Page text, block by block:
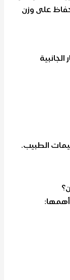
على وزن
الطبيب.
أهمها: